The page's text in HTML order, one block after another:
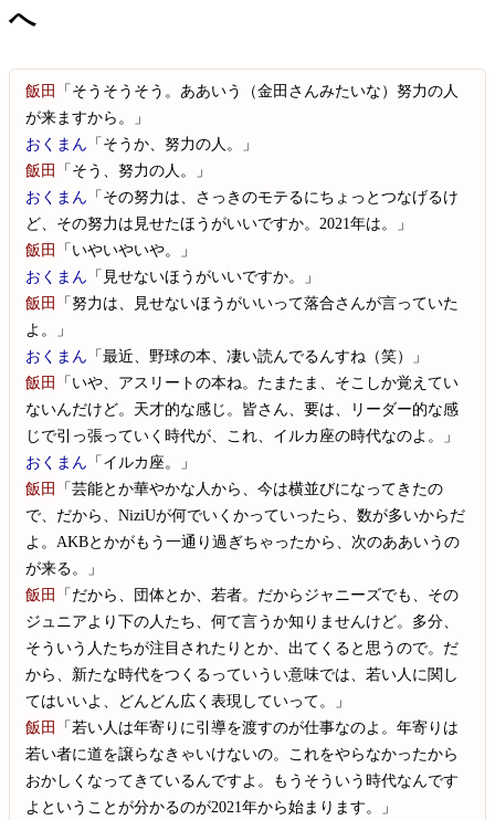
へ
飯田
「そうそうそう。ああいう（金田さんみたいな）努力の人
が来ますから。」
おくまん 「そうか、努力の人。」
飯田
「そう、努力の人。」
おくまん 「その努力は、さっきのモテるにちょっとつなげるけ
ど、その努力は見せたほうがいいですか。2021年は。」
飯田
「いやいやいや。」
おくまん 「見せないほうがいいですか。」
飯田
「努力は、見せないほうがいいって落合さんが言っていた
よ。」
おくまん 「最近、野球の本、凄い読んでるんすね（笑）」
飯田
「いや、アスリートの本ね。たまたま、そこしか覚えてい
ないんだけど。天才的な感じ。皆さん、要は、リーダー的な感
じで引っ張っていく時代が、これ、イルカ座の時代なのよ。」
おくまん 「イルカ座。」
飯田
「芸能とか華やかな人から、今は横並びになってきたの
で、だから、NiziUが何でいくかっていったら、数が多いからだ
よ。AKBとかがもう一通り過ぎちゃったから、次のああいうの
が来る。」
飯田
「だから、団体とか、若者。だからジャニーズでも、その
ジュニアより下の人たち、何て言うか知りませんけど。多分、
そういう人たちが注目されたりとか、出てくると思うので。だ
から、新たな時代をつくるっていうい意味では、若い人に関し
てはいいよ、どんどん広く表現していって。」
飯田
「若い人は年寄りに引導を渡すのが仕事なのよ。年寄りは
若い者に道を譲らなきゃいけないの。これをやらなかったから
おかしくなってきているんですよ。もうそういう時代なんです
よということが分かるのが2021年から始まります。」